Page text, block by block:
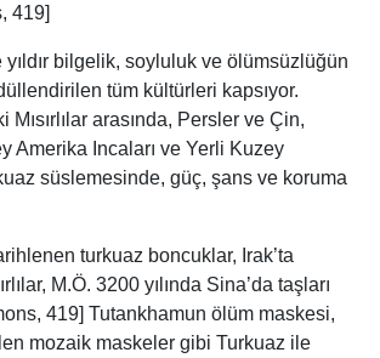
419]
bilgelik, soyluluk ve ölümsüzlüğün
tüm kültürleri kapsıyor.
Mısırlılar arasında, Persler ve Çin,
Amerika Incaları ve Yerli Kuzey
süslemesinde, güç, şans ve koruma
turkuaz boncuklar, Irak’ta
M.Ö. 3200 yılında Sina’da taşları
419] Tutankhamun ölüm maskesi,
mozaik maskeler gibi Turkuaz ile